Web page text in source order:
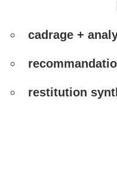
cadrage +
restitution